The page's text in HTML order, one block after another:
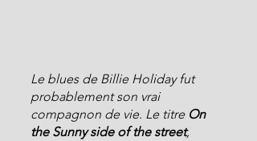
Le blues de Billie Holiday fut
probablement son vrai
compagnon de vie. Le titre On
the Sunny side of the street,